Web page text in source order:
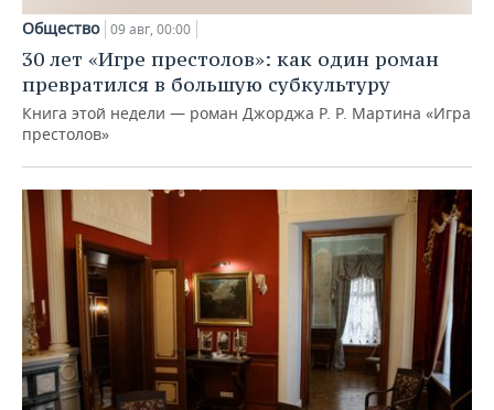
Общество 09 авг, 00:00
30 лет «Игре престолов»: как один роман
превратился в большую субкультуру
Книга этой недели — роман Джорджа Р. Р. Мартина «Игра
престолов»